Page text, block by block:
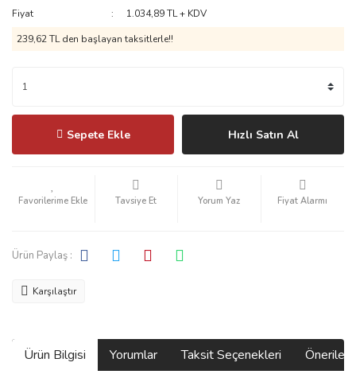
Fiyat
1.034,89 TL + KDV
239,62 TL den başlayan taksitlerle!!
Sepete Ekle Hızlı Satın Al
Tavsiye Et Yorum Yaz Fiyat Alarmı
Ürün Paylaş :
Karşılaştır
Ürün Bilgisi Yorumlar Taksit Seçenekleri